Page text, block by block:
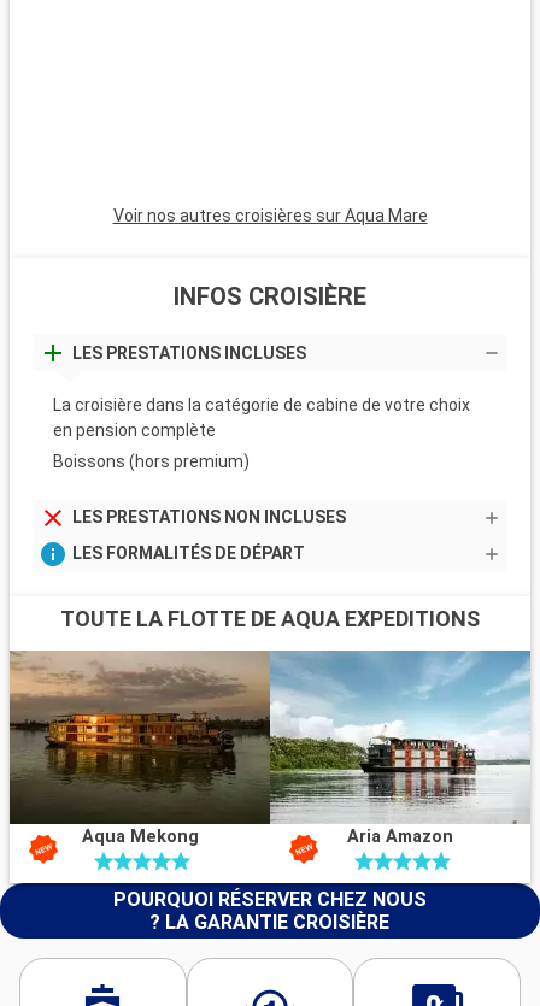
Voir nos autres croisières sur Aqua Mare
INFOS CROISIÈRE
LES PRESTATIONS INCLUSES
La croisière dans la catégorie de cabine de votre choix
en pension complète
Boissons (hors premium)
LES PRESTATIONS NON INCLUSES
LES FORMALITÉS DE DÉPART
TOUTE LA FLOTTE DE AQUA EXPEDITIONS
Aqua Mekong Aria Amazon
POURQUOI RÉSERVER CHEZ NOUS
? LA GARANTIE CROISIÈRE